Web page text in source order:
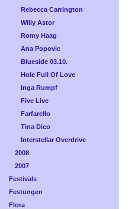
Rebecca Carrington
Willy Astor
Romy Haag
Ana Popovic
Blueside 03.10.
Hole Full Of Love
Inga Rumpf
Five Live
Farfarello
Tina Dico
Interstellar Overdrive
2008
2007
Festivals
Festungen
Flora